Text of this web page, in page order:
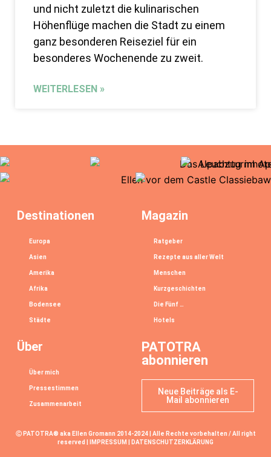
und nicht zuletzt die kulinarischen
Höhenflüge machen die Stadt zu einem
ganz besonderen Reiseziel für ein
besonderes Wochenende zu zweit.
WEITERLESEN »
Destinationen
Europa
Asien
Amerika
Afrika
Bodensee
Städte
Magazin
Ratgeber
Rezepte aus aller Welt
Menschen
Kurzgeschichten
Die Fünf …
Hotels
Über
Über mich
Pressestimmen
Zusammenarbeit
PATOTRA
abonnieren
Neue Beiträge als E-
Mail abonnieren
Ⓒ PATOTRA® aka Ellen Gromann 2014-2024 | Alle Rechte vorbehalten / All right
reserved |
IMPRESSUM DATENSCHUTZERKLÄRUNG